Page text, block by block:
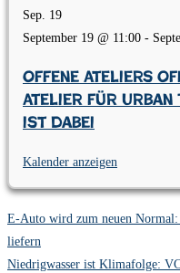
Sep. 19
September 19 @ 11:00 -
Offene Ateliers
Atelier für Urban
ist dabei
Kalender anzeigen
E-Auto wird zum neuen
liefern
Niedrigwasser ist Klimafolge: